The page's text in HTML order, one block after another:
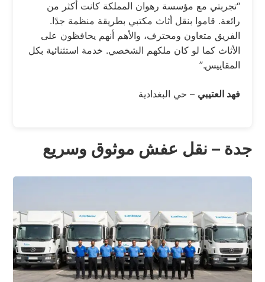
“تجربتي مع مؤسسة رهوان المملكة كانت أكثر من
رائعة. قاموا بنقل أثاث مكتبي بطريقة منظمة جدًا.
الفريق متعاون ومحترف، والأهم أنهم يحافظون على
الأثاث كما لو كان ملكهم الشخصي. خدمة استثنائية بكل
المقاييس.”
فهد العتيبي – حي البغدادية
جدة – نقل عفش موثوق وسريع